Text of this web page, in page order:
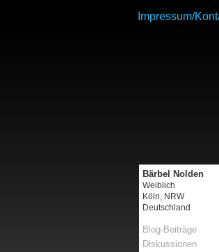
Impressum/
Bärbel Nolden
Weiblich
Köln, NRW
Deutschland
Blog-Beiträge
Diskussionen